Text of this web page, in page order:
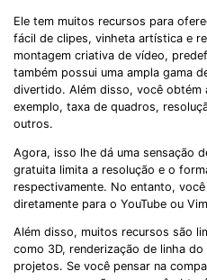
Ele tem muitos recursos para
fácil de clipes, vinheta artística e
montagem criativa de vídeo,
também possui uma ampla gama
divertido. Além disso, você
exemplo, taxa de quadros,
outros.
Agora, isso lhe dá uma sensação
gratuita limita a resolução e o
respectivamente. No entanto,
diretamente para o YouTube ou
Além disso, muitos recursos são
como 3D, renderização de linha
projetos. Se você pensar na